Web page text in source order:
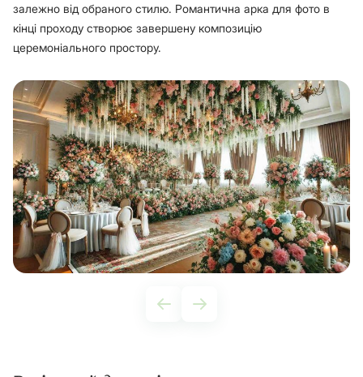
залежно від обраного стилю. Романтична арка для фото в
кінці проходу створює завершену композицію
церемоніального простору.